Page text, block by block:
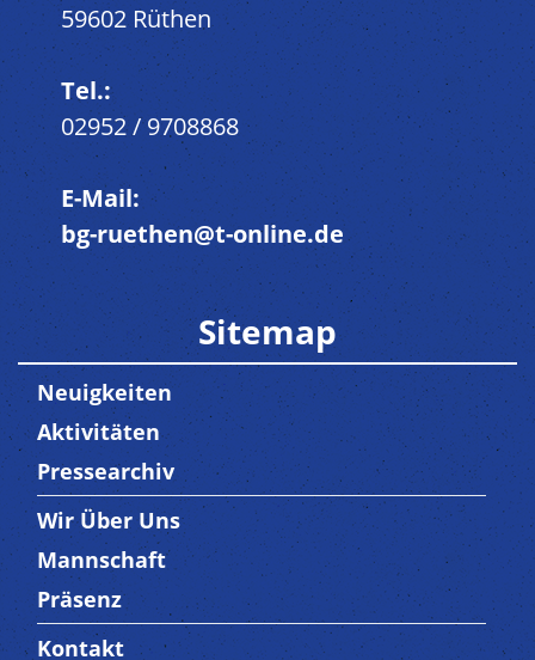
59602 Rüthen
Tel.:
02952 / 9708868
E-Mail:
bg-ruethen@t-online.de
Sitemap
Neuigkeiten
Aktivitäten
Pressearchiv
Trenner3
Wir Über Uns
Mannschaft
Präsenz
Trenner4
Kontakt